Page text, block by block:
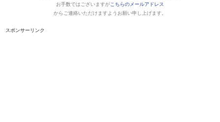
お手数ではございますがこちらのメールアドレス
からご連絡いただけますようお願い申し上げます。
スポンサーリンク